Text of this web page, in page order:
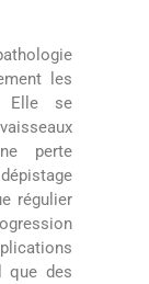
les
Elle se
perte
régulier
que des